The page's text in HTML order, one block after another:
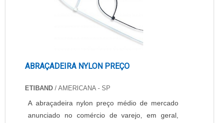
ABRAÇADEIRA NYLON PREÇO
ETIBAND / AMERICANA - SP
A abraçadeira nylon preço médio de mercado
anunciado no comércio de varejo, em geral,